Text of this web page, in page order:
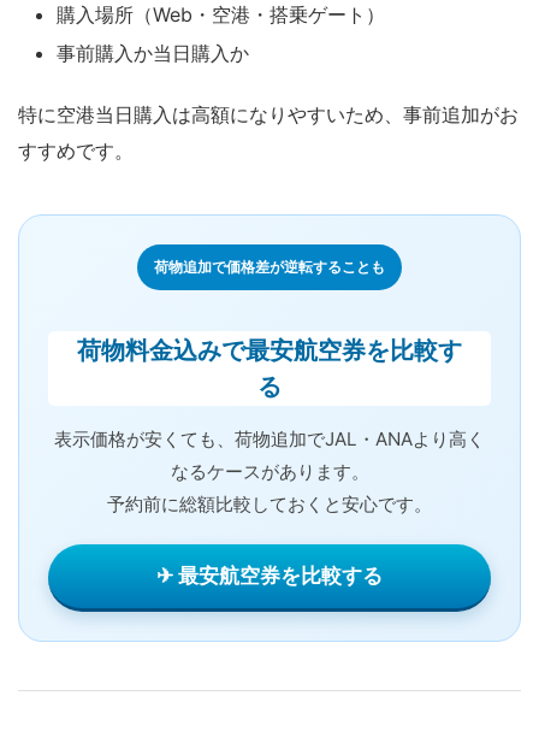
購入場所（Web・空港・搭乗ゲート）
事前購入か当日購入か
特に空港当日購入は高額になりやすいため、事前追加がお
すすめです。
荷物追加で価格差が逆転することも
荷物料金込みで最安航空券を比較す
る
表示価格が安くても、荷物追加でJAL・ANAより高く
なるケースがあります。
予約前に総額比較しておくと安心です。
✈ 最安航空券を比較する